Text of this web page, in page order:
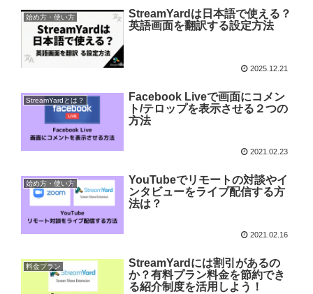
始め方・使い方
StreamYardは日本語で使える？
英語画面を翻訳する設定方法
2025.12.21
StreamYardとは？
Facebook Liveで画面にコメン
ト/テロップを表示させる２つの
方法
2021.02.23
始め方・使い方
YouTubeでリモートの対談やイ
ンタビューをライブ配信する方
法は？
2021.02.16
料金プラン
StreamYardには割引があるの
か？有料プラン料金を節約でき
る紹介制度を活用しよう！